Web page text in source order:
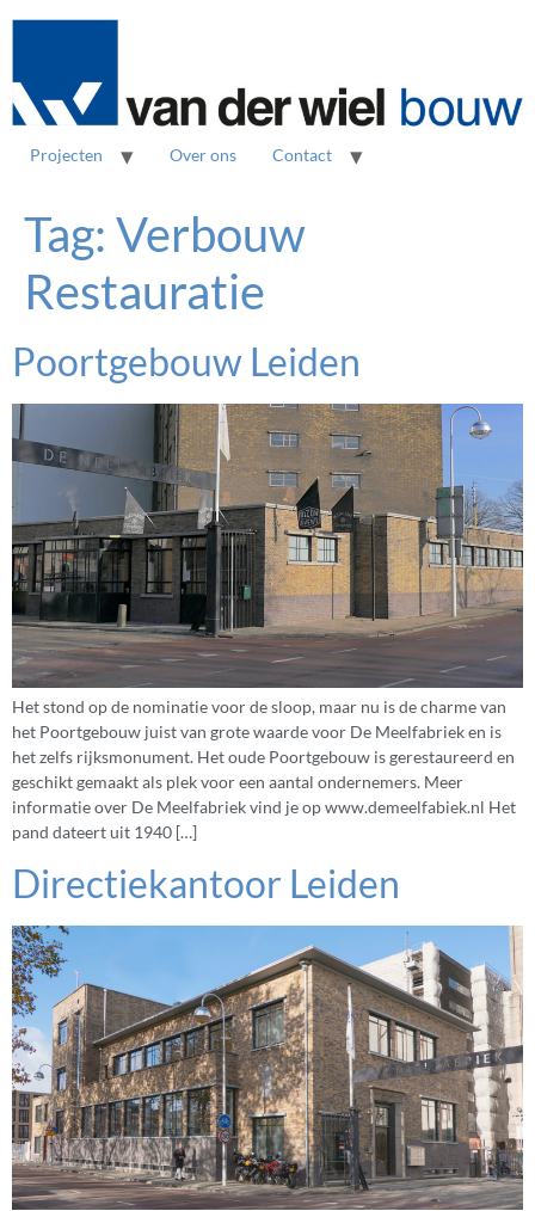
Projecten Over ons Contact
Tag: Verbouw
Restauratie
Poortgebouw Leiden
Het stond op de nominatie voor de sloop, maar nu is de charme van
het Poortgebouw juist van grote waarde voor De Meelfabriek en is
het zelfs rijksmonument. Het oude Poortgebouw is gerestaureerd en
geschikt gemaakt als plek voor een aantal ondernemers. Meer
informatie over De Meelfabriek vind je op www.demeelfabiek.nl Het
pand dateert uit 1940 […]
Directiekantoor Leiden